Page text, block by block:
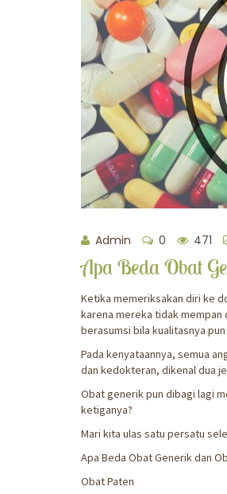
Admin 0 471
Apa Beda Obat
Ketika memeriksakan diri ke
karena mereka tidak
berasumsi bila kualitasnya
Pada kenyataannya, semua
dan kedokteran, dikenal dua
Obat generik pun dibagi lagi
ketiganya?
Mari kita ulas satu persatu
Apa Beda Obat Generik dan
Obat Paten